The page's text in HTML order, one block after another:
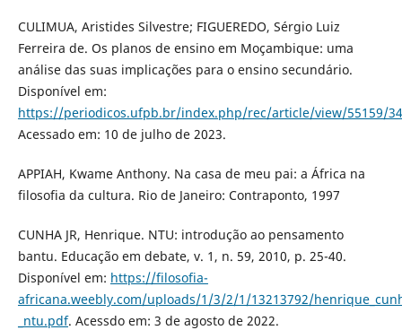
CULIMUA, Aristides Silvestre; FIGUEREDO, Sérgio Luiz
Ferreira de. Os planos de ensino em Moçambique: uma
análise das suas implicações para o ensino secundário.
Disponível em:
https://periodicos.ufpb.br/index.php/rec/article/view/55159/
Acessado em: 10 de julho de 2023.
APPIAH, Kwame Anthony. Na casa de meu pai: a África na
filosofia da cultura. Rio de Janeiro: Contraponto, 1997
CUNHA JR, Henrique. NTU: introdução ao pensamento
bantu. Educação em debate, v. 1, n. 59, 2010, p. 25-40.
Disponível em: https://filosofia-
africana.weebly.com/uploads/1/3/2/1/13213792/
_ntu.pdf. Acessdo em: 3 de agosto de 2022.